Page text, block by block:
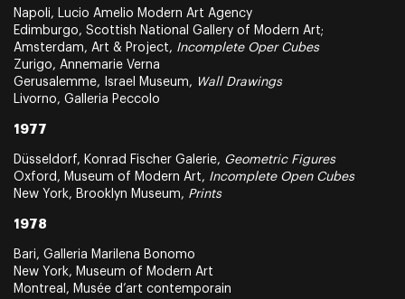
Napoli, Lucio Amelio Modern Art Agency
Edimburgo, Scottish National Gallery of Modern Art;
Amsterdam, Art & Project, Incomplete Oper Cubes
Zurigo, Annemarie Verna
Gerusalemme, Israel Museum,
Wall Drawings
Livorno, Galleria Peccolo
1977
Düsseldorf, Konrad Fischer Galerie, Geometric Figures
Oxford, Museum of Modern Art, Incomplete Open Cubes
New York, Brooklyn Museum, Prints
1978
Bari, Galleria Marilena Bonomo
New York, Museum of Modern Art
Montreal, Musée d’art contemporain